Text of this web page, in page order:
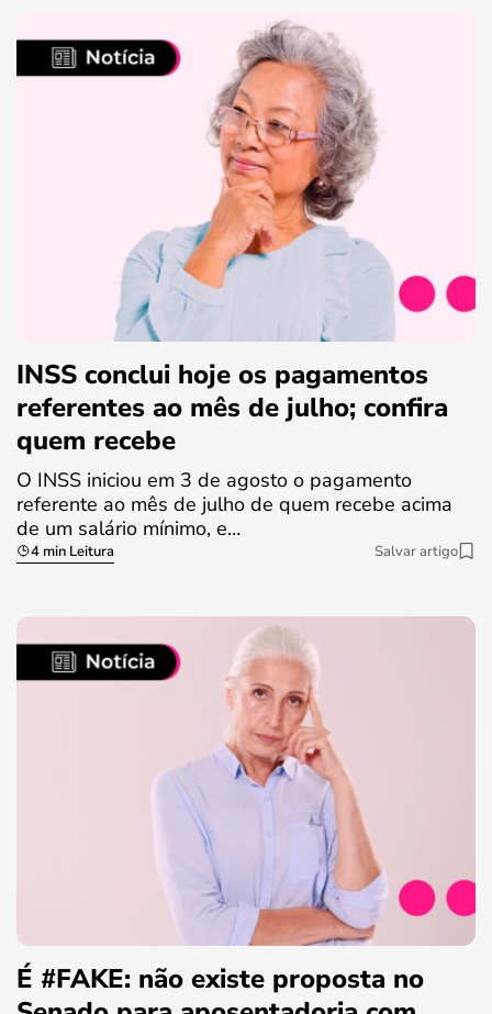
INSS conclui hoje os pagamentos
referentes ao mês de julho; confira
quem recebe
O INSS iniciou em 3 de agosto o pagamento
referente ao mês de julho de quem recebe acima
de um salário mínimo, e…
4 min Leitura Salvar artigo
É #FAKE: não existe proposta no